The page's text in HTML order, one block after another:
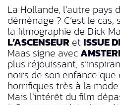
La Hollande, l’autre pays
déménage ? C’est le
la filmographie de Dick
L’ASCENSEUR etISSUE
Maas signe avec
plus réjouissant,
noirs de son enfance que
horrifiques très à la
Mais l’intérêt du film